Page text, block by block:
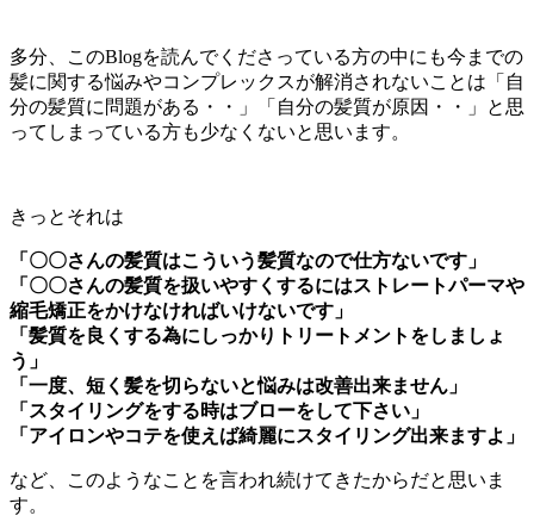
多分、このBlogを読んでくださっている方の中にも今までの
髪に関する悩みやコンプレックスが解消されないことは「自
分の髪質に問題がある・・」「自分の髪質が原因・・」と思
ってしまっている方も少なくないと思います。
きっとそれは
「〇〇さんの髪質はこういう髪質なので仕方ないです」
「〇〇さんの髪質を扱いやすくするにはストレートパーマや
縮毛矯正をかけなければいけないです」
「髪質を良くする為にしっかりトリートメントをしましょ
う」
「一度、短く髪を切らないと悩みは改善出来ません」
「スタイリングをする時はブローをして下さい」
「アイロンやコテを使えば綺麗にスタイリング出来ますよ」
など、このようなことを言われ続けてきたからだと思いま
す。